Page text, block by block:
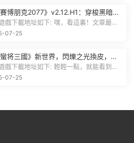
博朋克2077》v2.12.H1：穿梭黑暗都
未來世界的震撼
地址如下: 嘿，看這裏！文章最後
，點一下就能加入我們的...
07-25
将三國》新世界，閃爍之光換皮，共
宴！
地址如下: 輕輕一點，就能看到原
滑動一下屏幕，就能看到...
07-25